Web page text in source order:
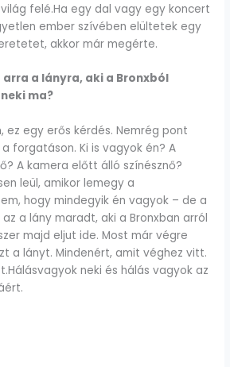
felé.Ha egy dal vagy egy koncert
ember szívében elültetek egy
akkor már megérte.
a lányra, aki a Bronxból
ma?
ez egy erős kérdés. Nemrég pont
forgatáson. Ki is vagyok én? A
A kamera előtt álló színésznő?
leül, amikor lemegy a
hogy mindegyik én vagyok – de a
a lány maradt, aki a Bronxban arról
majd eljut ide. Most már végre
a lányt. Mindenért, amit véghez vitt.
neki és hálás vagyok az